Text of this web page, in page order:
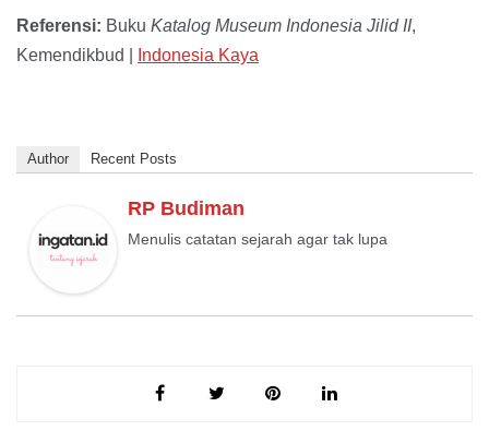
Referensi: Buku Katalog Museum Indonesia Jilid II,
Kemendikbud |
Indonesia Kaya
Author Recent Posts
RP Budiman
Menulis catatan sejarah agar tak lupa